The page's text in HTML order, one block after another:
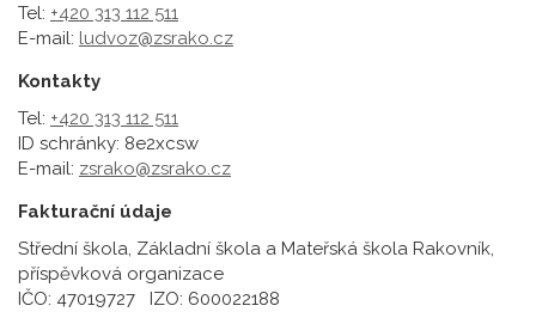
Tel: +420 313 112 511
E-mail: ludvoz@zsrako.cz
Kontakty
Tel: +420 313 112 511
ID schránky: 8e2xcsw
E-mail: zsrako@zsrako.cz
Fakturační údaje
Střední škola, Základní škola a Mateřská škola Rakovník,
příspěvková organizace
IČO: 47019727 IZO: 600022188